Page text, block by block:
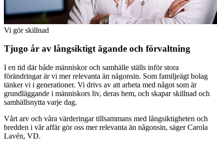
Vi gör skillnad
Tjugo år av långsiktigt ägande och förvaltning
I en tid där både människor och samhälle ställs inför stora
förändringar är vi mer relevanta än någonsin. Som familjeägt bolag
tänker vi i generationer. Vi drivs av att arbeta med något som är
grundläggande i människors liv, deras hem, och skapar skillnad och
samhällsnytta varje dag.
Vårt arv och våra värderingar tillsammans med långsiktigheten och
bredden i vår affär gör oss mer relevanta än någonsin, säger Carola
Lavén, VD.